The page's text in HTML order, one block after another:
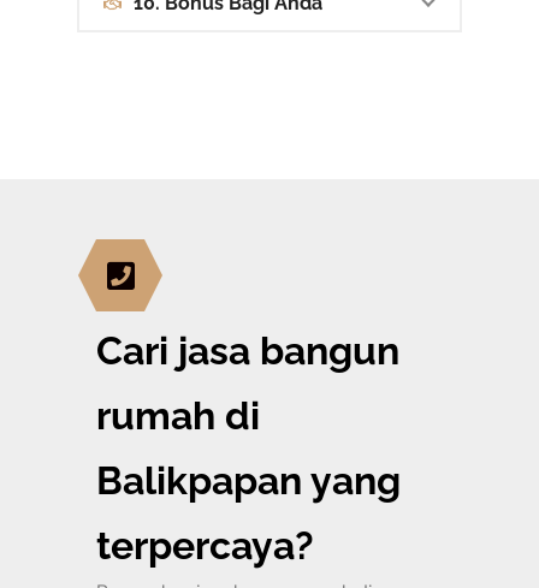
Cari jasa bangun
rumah di
Balikpapan yang
terpercaya?